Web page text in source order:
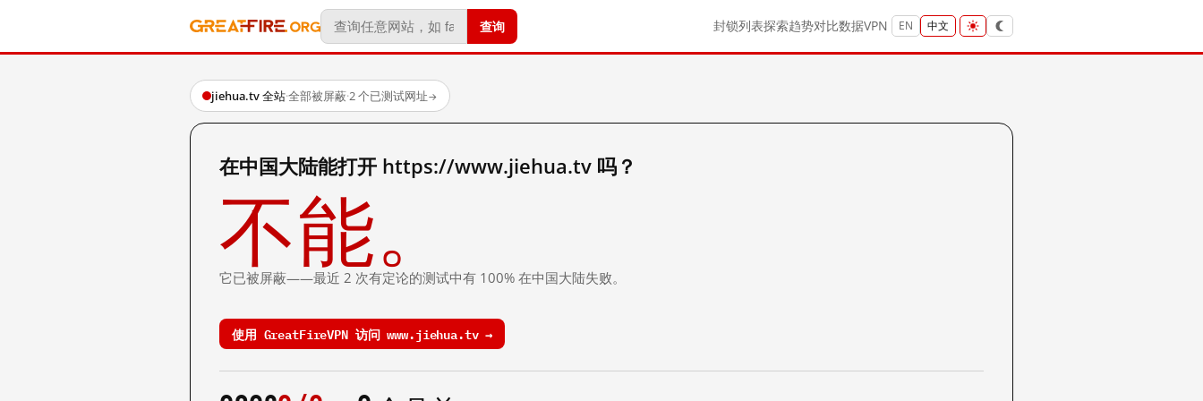
查询 封锁列表探索趋势对比数据VPN EN 中文
jiehua.tv 全站·全部被屏蔽·2 个已测试网址→
在中国大陆能打开 https://www.jiehua.tv 吗？
不能。
它已被屏蔽——最近 2 次有定论的测试中有 100% 在中国大陆失败。
使用 GreatFireVPN 访问 www.jiehua.tv →